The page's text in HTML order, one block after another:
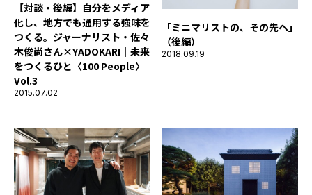
【対談・後編】自分をメディア
化し、地方でも通用する強味を
つくる。ジャーナリスト・佐々
木俊尚さん×YADOKARI｜未来
をつくるひと〈100 People〉
Vol.3
2015.07.02
「ミニマリストの、その先へ」
（後編）
2018.09.19